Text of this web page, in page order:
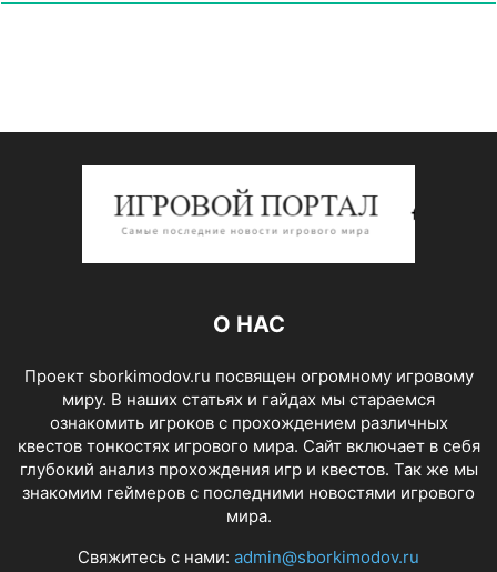
О НАС
Проект sborkimodov.ru посвящен огромному игровому
миру. В наших статьях и гайдах мы стараемся
ознакомить игроков с прохождением различных
квестов тонкостях игрового мира. Сайт включает в себя
глубокий анализ прохождения игр и квестов. Так же мы
знакомим геймеров с последними новостями игрового
мира.
Свяжитесь с нами: admin@sborkimodov.ru